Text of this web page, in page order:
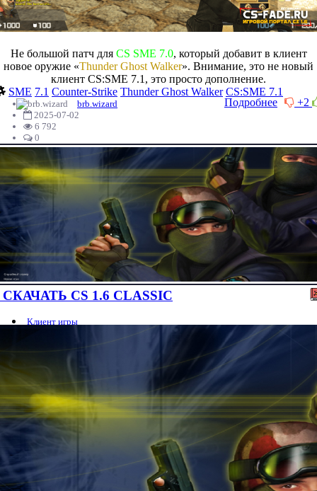
Не большой патч для CS SME 7.0, который добавит в клиент
новое оружие «Thunder Ghost Walker». Внимание, это не новый
клиент CS:SME 7.1, это просто дополнение.
SME 7.1 Counter-Strike Thunder Ghost Walker CS:SME 7.1
+2
Подробнее
brb.wizard
2025-07-02
6 792
0
СКАЧАТЬ CS 1.6 CLASSIC
Клиент игры